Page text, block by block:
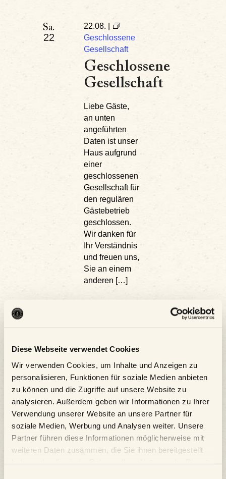
Diese Webseite verwendet Cookies
Wir verwenden Cookies, um Inhalte und Anzeigen zu
personalisieren, Funktionen für soziale Medien anbieten
zu können und die Zugriffe auf unsere Website zu
analysieren. Außerdem geben wir Informationen zu Ihrer
Verwendung unserer Website an unsere Partner für
soziale Medien, Werbung und Analysen weiter. Unsere
Partner führen diese Informationen möglicherweise mit
weiteren Daten zusammen, die Sie ihnen bereitgestellt
Sa.
22
22.08. |
Geschlossene
Gesellschaft
Geschlossene
Gesellschaft
Liebe Gäste,
an unten
angeführten
Daten ist unser
Haus aufgrund
einer
geschlossenen
Gesellschaft für
den regulären
Gästebetrieb
geschlossen.
Wir danken für
Ihr Verständnis
und freuen uns,
Sie an einem
anderen […]
29
mit der
Philharmonie
Salzburg
Wildshut
Konzertpicknick
mit der
Philharmonie
Salzburg